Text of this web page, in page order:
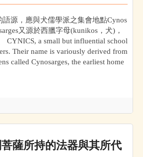
源，應與犬儒學派之集會地點Cynos
又源於西臘字母(kunikos，犬)，
CYNICS, a small but influential school
Their name is variously derived from
called Cynosarges, the earliest home
薩所持的法器與其所代